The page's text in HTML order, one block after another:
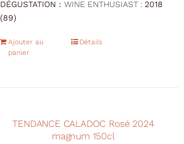
DÉGUSTATION : WINE ENTHUSIAST : 2018
(89)
Ajouter au
panier
Détails
TENDANCE CALADOC Rosé 2024
magnum 150cl